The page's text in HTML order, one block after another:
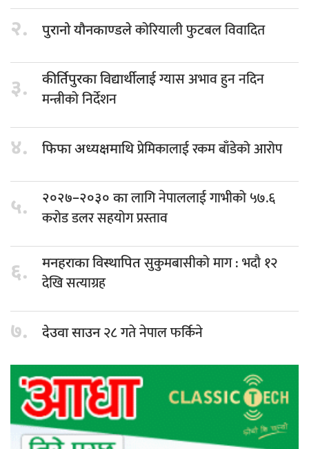
२. पुरानो यौनकाण्डलेकोरियाली फुटबल विवादित
३. कीर्तिपुरका विद्यार्थीलाईग्यास अभाव हुन नदिन
मन्त्रीको निर्देशन
४. फिफा अध्यक्षमाथिप्रेमिकालाई रकम बाँडेको आरोप
५. २०२७–२०३० कालागि नेपाललाई गाभीको ५७.६
करोड डलर सहयोग प्रस्ताव
६. मनहराका विस्थापितसुकुमबासीको माग : भदौ १२
देखि सत्याग्रह
७. देउवा साउन२८ गते नेपाल फर्किने